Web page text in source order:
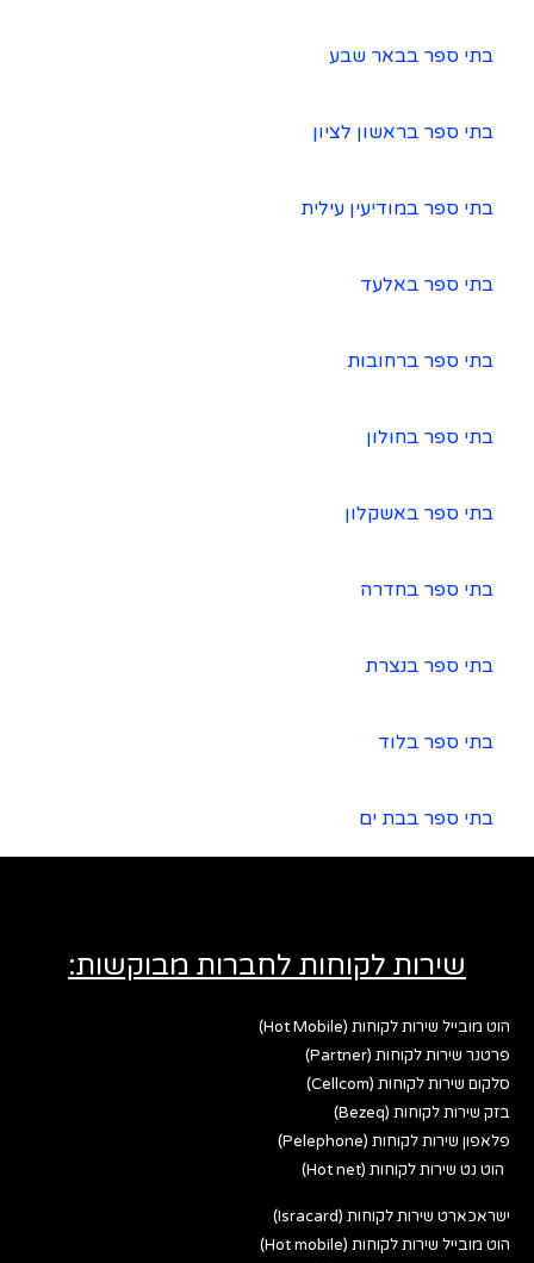
בתי ספר בבאר שבע
בתי ספר בראשון לציון
בתי ספר במודיעין עילית
בתי ספר באלעד
בתי ספר ברחובות
בתי ספר בחולון
בתי ספר באשקלון
בתי ספר בחדרה
בתי ספר בנצרת
בתי ספר בלוד
בתי ספר בבת ים
שירות לקוחות לחברות מבוקשות:
הוט מובייל שירות לקוחות (Hot Mobile)
פרטנר שירות לקוחות (Partner)
סלקום שירות לקוחות (Cellcom)
בזק שירות לקוחות (Bezeq)
פלאפון שירות לקוחות (Pelephone)
הוט נט שירות לקוחות (Hot net)
ישראכארט שירות לקוחות (Isracard)
הוט מובייל שירות לקוחות (Hot mobile)